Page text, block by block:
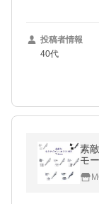
投稿者情報
40代
素
モ
カ